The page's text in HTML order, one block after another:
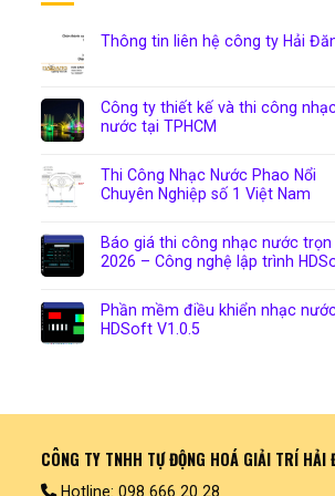
Thông tin liên hệ công ty Hải
Công ty thiết kế và thi công
nước tại TPHCM
Thi Công Nhạc Nước Phao Nổi
Chuyên Nghiệp số 1 Việt Nam
Báo giá thi công nhạc nước trọn
2026 – Công nghệ lập trình
Phần mềm điều khiển nhạc
HDSoft V1.0.5
CÔNG TY TNHH TỰ ĐỘNG HOÁ GIẢI TRÍ HẢI
Hotline: 098 666 20 28